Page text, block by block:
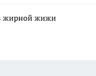
жирной жижи